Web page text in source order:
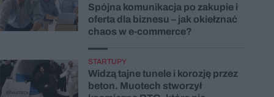
Spójna komunikacja po zakupie i
oferta dla biznesu – jak okiełznać
chaos w e-commerce?
STARTUPY
Widzą tajne tunele i korozję przez
beton. Muotech stworzył